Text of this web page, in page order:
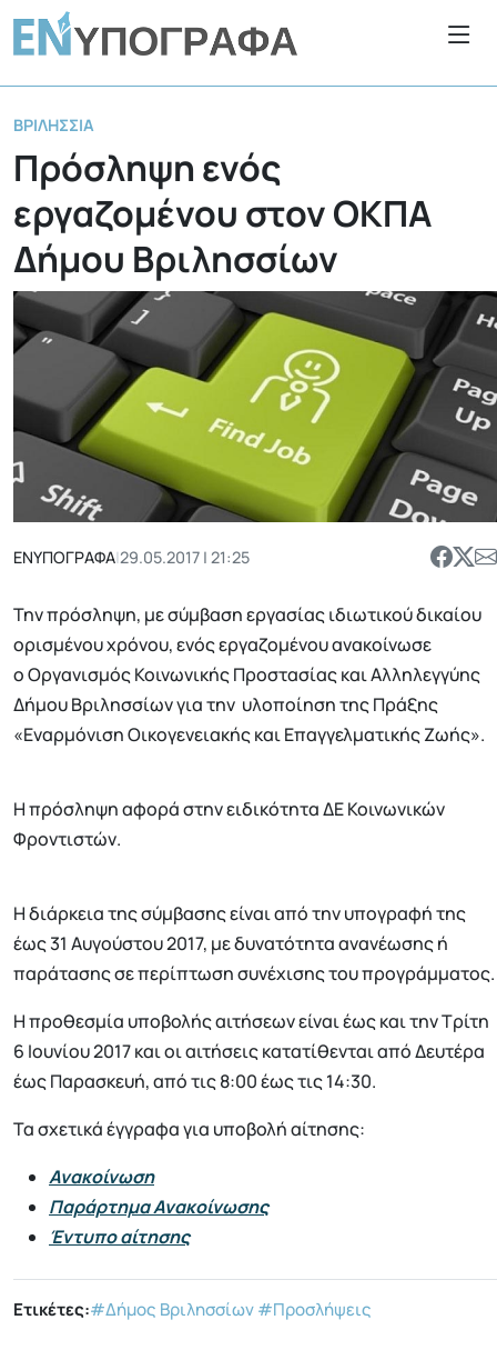
ΒΡΙΛΉΣΣΙΑ
Πρόσληψη ενός
εργαζομένου στον ΟΚΠΑ
Δήμου Βριλησσίων
ΕΝΥΠΟΓΡΑΦΑ|29.05.2017 | 21:25
Την πρόσληψη, με σύμβαση εργασίας ιδιωτικού δικαίου
ορισμένου χρόνου, ενός εργαζομένου ανακοίνωσε
ο Οργανισμός Κοινωνικής Προστασίας και Αλληλεγγύης
Δήμου Βριλησσίων για την υλοποίηση της Πράξης
«Εναρμόνιση Οικογενειακής και Επαγγελματικής Ζωής».
Η πρόσληψη αφορά στην ειδικότητα ΔΕ Κοινωνικών
Φροντιστών.
Η διάρκεια της σύμβασης είναι από την υπογραφή της
έως 31 Αυγούστου 2017, με δυνατότητα ανανέωσης ή
παράτασης σε περίπτωση συνέχισης του προγράμματος.
Η προθεσμία υποβολής αιτήσεων είναι έως και την Τρίτη
6 Ιουνίου 2017 και οι αιτήσεις κατατίθενται από Δευτέρα
έως Παρασκευή, από τις 8:00 έως τις 14:30.
Τα σχετικά έγγραφα για υποβολή αίτησης:
Ανακοίνωση
Παράρτημα Ανακοίνωσης
Έντυπο αίτησης
Ετικέτες:#Δήμος Βριλησσίων#Προσλήψεις